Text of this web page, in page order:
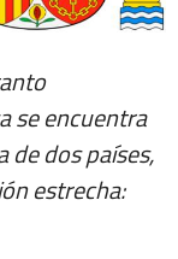
se encuentra
de dos países,
estrecha: